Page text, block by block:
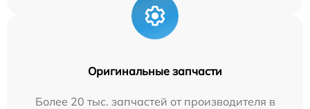
Оригинальные запчасти
Более 20 тыс. запчастей от производителя в